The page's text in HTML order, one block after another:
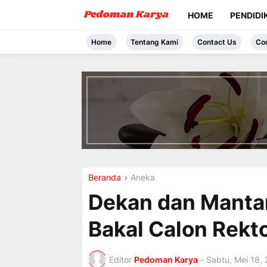
HOME
Home Tentang Kami Contact Us
Beranda Aneka
Dekan dan
Bakal Calon
Editor Pedoman Karya - Sabtu, Mei 18,